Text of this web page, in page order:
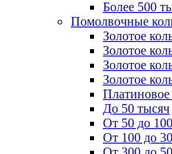
Более 500
Помолвочные
Золотое
Золотое
Золотое
Золотое
Платиновое
До 50 тысяч
От 50 до
От 100 до